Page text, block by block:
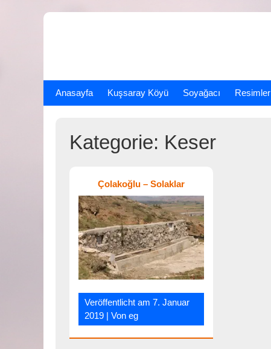
Anasayfa Kuşsaray Köyü Soyağacı Resimler
Kategorie: Keser
Çolakoğlu – Solaklar
Veröffentlicht am7. Januar
2019 | Voneg